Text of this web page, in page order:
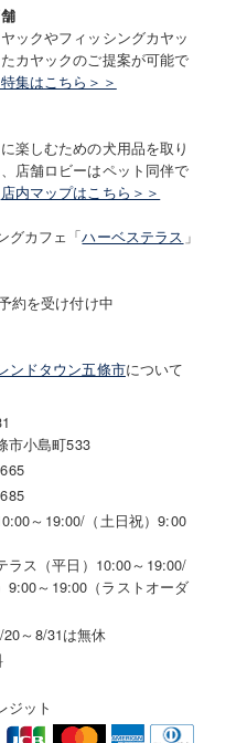
ックやフィッシングカヤッ
カヤックのご提案が可能で
集はこちら＞＞
楽しむための犬用品を取り
店舗ロビーはペット同伴で
店内マップはこちら＞＞
グカフェ「ハーベステラス 」
約を受け付け中
ンドタウン五條市について
市小島町533
～19:00/（土日祝）9:00
ラス（平日）10:00～19:00/
9:00～19:00（ラストオーダ
～8/31は無休
ジット